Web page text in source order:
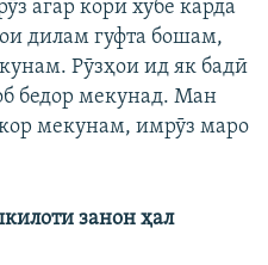
агар кори хубе карда
дилам гуфта бошам,
Рӯзҳои ид як бадӣ
бедор мекунад. Ман
мекунам, имрӯз маро
занон ҳал